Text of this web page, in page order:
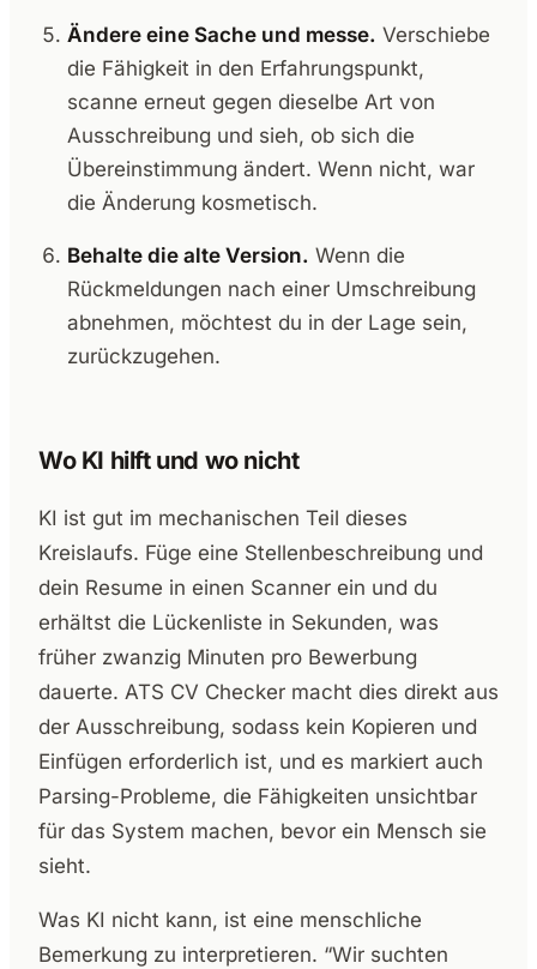
Ändere eine Sache und messe. Verschiebe
die Fähigkeit in den Erfahrungspunkt,
scanne erneut gegen dieselbe Art von
Ausschreibung und sieh, ob sich die
Übereinstimmung ändert. Wenn nicht, war
die Änderung kosmetisch.
Behalte die alte Version. Wenn die
Rückmeldungen nach einer Umschreibung
abnehmen, möchtest du in der Lage sein,
zurückzugehen.
Wo KI hilft und wo nicht
KI ist gut im mechanischen Teil dieses
Kreislaufs. Füge eine Stellenbeschreibung und
dein Resume in einen Scanner ein und du
erhältst die Lückenliste in Sekunden, was
früher zwanzig Minuten pro Bewerbung
dauerte. ATS CV Checker macht dies direkt aus
der Ausschreibung, sodass kein Kopieren und
Einfügen erforderlich ist, und es markiert auch
Parsing-Probleme, die Fähigkeiten unsichtbar
für das System machen, bevor ein Mensch sie
sieht.
Was KI nicht kann, ist eine menschliche
Bemerkung zu interpretieren. “Wir suchten